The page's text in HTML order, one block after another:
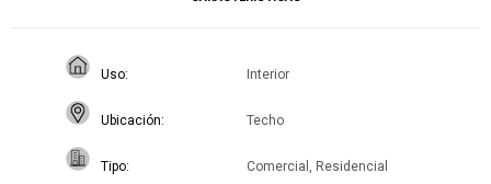
Uso Interior
Ubicación Techo
Tipo Comercial, Residencial